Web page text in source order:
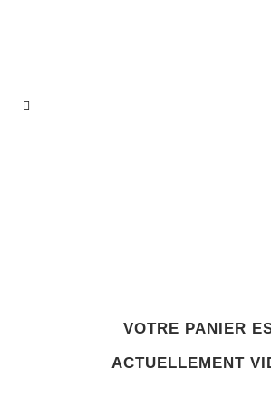
VOTRE PANIER
ACTUELLEMENT